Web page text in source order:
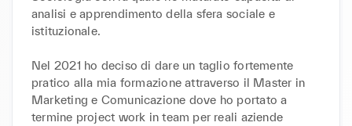
analisi e apprendimento della sfera sociale e
istituzionale.
Nel 2021 ho deciso di dare un taglio fortemente
pratico alla mia formazione attraverso il Master in
Marketing e Comunicazione dove ho portato a
termine project work in team per reali aziende